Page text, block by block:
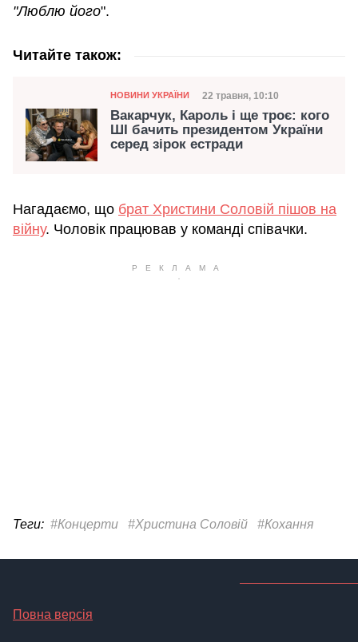
"Люблю його".
Читайте також:
Категорія
НОВИНИ УКРАЇНИ Дата публікації
22 травня, 10:10
Вакарчук, Кароль і ще троє: кого
ШІ бачить президентом України
серед зірок естради
Нагадаємо, що брат Христини Соловій пішов на
війну. Чоловік працював у команді співачки.
Теги: #Концерти #Христина Соловій #Кохання
Повна версія